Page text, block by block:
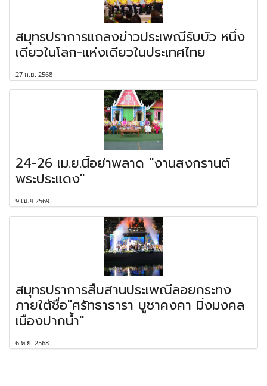
สมุทรปราการแถลงข่าวประเพณีรับบัว หนึ่ง
เดียวในโลก-แห่งเดียวในประเทศไทย
27 ก.ย. 2568
24-26 เม.ย.นี้อย่าพลาด "งานสงกรานต์
พระประแดง"
9 เม.ย 2569
สมุทรปราการสืบสานประเพณีลอยกระทง
ภายใต้ชื่อ"ศรัทธาธารา บูชาคงคา มิ่งมงคล
เมืองปากน้ำ"
6 พ.ย. 2568